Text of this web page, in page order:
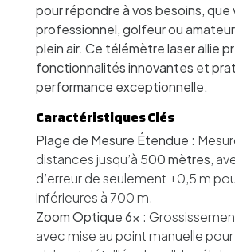
pour répondre à vos besoins, que
professionnel, golfeur ou
plein air. Ce télémètre laser allie
fonctionnalités innovantes et
performance exceptionnelle.
Caractéristiques Clés
Plage de Mesure Étendue :
distances jusqu’à 500 mètres,
d’erreur de seulement ±0,5 m
inférieures à 700 m.
Zoom Optique 6x :
avec mise au point manuelle